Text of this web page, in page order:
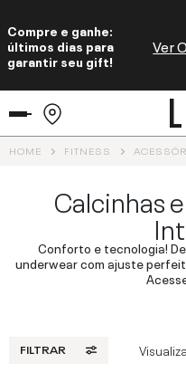
Compre e ganhe:
últimos dias para
garantir seu gift!
Ver
HOME FITNESS
Calcinhas
Conforto e tecnologia!
underwear com ajuste
FILTRAR